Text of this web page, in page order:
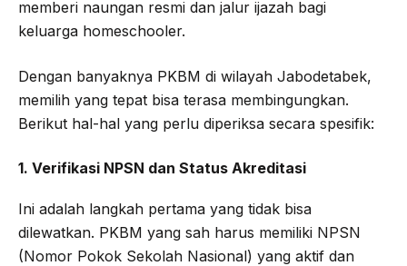
memberi naungan resmi dan jalur ijazah bagi
keluarga homeschooler.
Dengan banyaknya PKBM di wilayah Jabodetabek,
memilih yang tepat bisa terasa membingungkan.
Berikut hal-hal yang perlu diperiksa secara spesifik:
1. Verifikasi NPSN dan Status Akreditasi
Ini adalah langkah pertama yang tidak bisa
dilewatkan. PKBM yang sah harus memiliki NPSN
(Nomor Pokok Sekolah Nasional) yang aktif dan